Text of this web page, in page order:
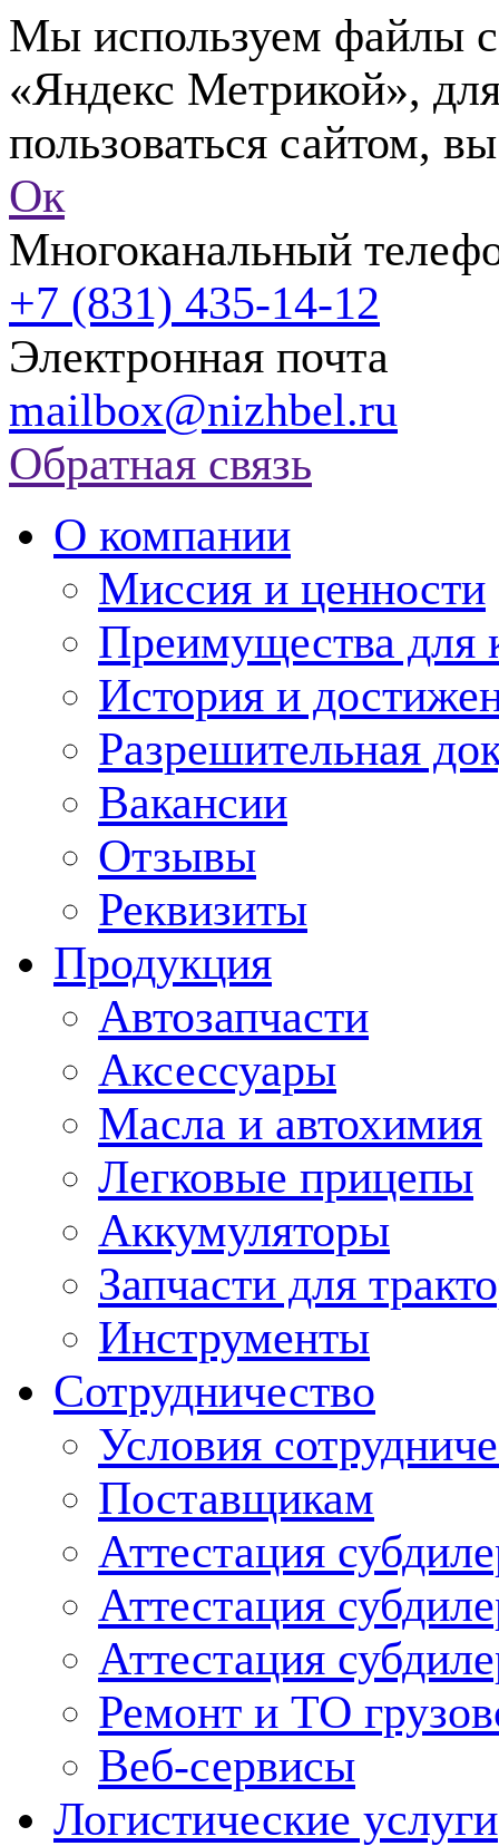
Мы используем файлы
«Яндекс Метрикой»,
пользоваться сайтом,
Ок
Многоканальный
+7 (831) 435-14-12
Электронная почта
mailbox@nizhbel.ru
Обратная связь
О компании
Миссия и ценности
Преимущества для
История и
Разрешительная
Вакансии
Отзывы
Реквизиты
Продукция
Автозапчасти
Аксессуары
Масла и автохимия
Легковые прицепы
Аккумуляторы
Запчасти для
Инструменты
Сотрудничество
Условия
Поставщикам
Аттестация
Аттестация
Аттестация
Ремонт и ТО
Веб-сервисы
Логистические услуги